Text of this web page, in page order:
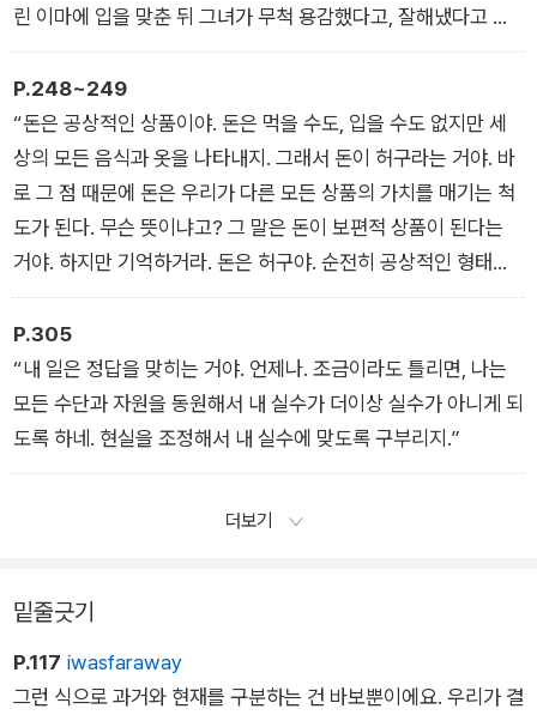
린 이마에 입을 맞춘 뒤 그녀가 무척 용감했다고, 잘해냈다고 말
했다. 그는 자기가 미소 짓고 있는 것이기를 바랐다.
P.248~249
“돈은 공상적인 상품이야. 돈은 먹을 수도, 입을 수도 없지만 세
상의 모든 음식과 옷을 나타내지. 그래서 돈이 허구라는 거야. 바
로 그 점 때문에 돈은 우리가 다른 모든 상품의 가치를 매기는 척
도가 된다. 무슨 뜻이냐고? 그 말은 돈이 보편적 상품이 된다는
거야. 하지만 기억하거라. 돈은 허구야. 순전히 공상적인 형태의
상품이지, 그렇지? 금융자본은 더더욱 그래. 증권, 주식, 채권 같
은 것들. 강 건너의 저 노상강도들이 사고파는 것에 뭐든 현실적
이고 구체적인 가치가 있다고 생각하니? 아니. 아니, 그렇지 않
아. 증권이나 주식 같은 그 모든 쓰레기는 그저 미래 가치에 대한
주장일 뿐이야. 그러니까 돈이 허구라면 금융자본은 허구의 허구
인 거지. 저 범죄자들이 거래하는 건 그것뿐이다. 허구.”
P.305
“내 일은 정답을 맞히는 거야. 언제나. 조금이라도 틀리면, 나는
모든 수단과 자원을 동원해서 내 실수가 더이상 실수가 아니게 되
도록 하네. 현실을 조정해서 내 실수에 맞도록 구부리지.”
더보기
밑줄긋기
P.117 iwasfaraway
그런 식으로 과거와 현재를 구분하는 건 바보뿐이에요. 우리가 결